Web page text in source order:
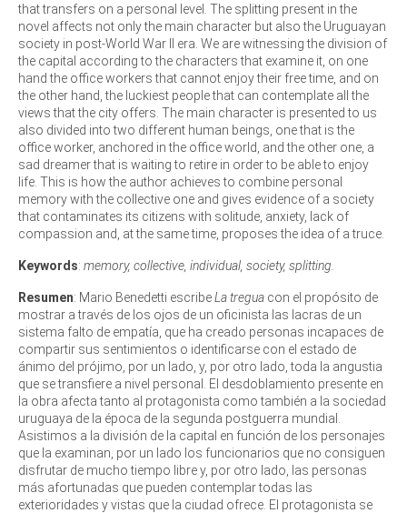
that transfers on a personal level. The splitting present in the
novel affects not only the main character but also the Uruguayan
society in post-World War II era. We are witnessing the division of
the capital according to the characters that examine it, on one
hand the office workers that cannot enjoy their free time, and on
the other hand, the luckiest people that can contemplate all the
views that the city offers. The main character is presented to us
also divided into two different human beings, one that is the
office worker, anchored in the office world, and the other one, a
sad dreamer that is waiting to retire in order to be able to enjoy
life. This is how the author achieves to combine personal
memory with the collective one and gives evidence of a society
that contaminates its citizens with solitude, anxiety, lack of
compassion and, at the same time, proposes the idea of a truce.
Keywords: memory, collective, individual, society, splitting.
Resumen: Mario Benedetti escribeLa tregua con el propósito de
mostrar a través de los ojos de un oficinista las lacras de un
sistema falto de empatía, que ha creado personas incapaces de
compartir sus sentimientos o identificarse con el estado de
ánimo del prójimo, por un lado, y, por otro lado, toda la angustia
que se transfiere a nivel personal. El desdoblamiento presente en
la obra afecta tanto al protagonista como también a la sociedad
uruguaya de la época de la segunda postguerra mundial.
Asistimos a la división de la capital en función de los personajes
que la examinan, por un lado los funcionarios que no consiguen
disfrutar de mucho tiempo libre y, por otro lado, las personas
más afortunadas que pueden contemplar todas las
exterioridades y vistas que la ciudad ofrece. El protagonista se